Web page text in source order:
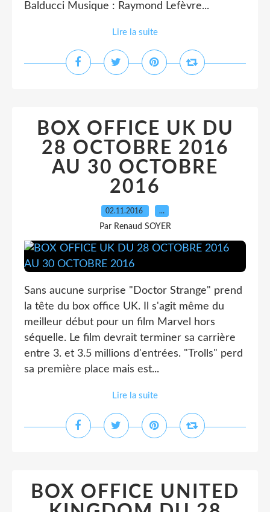
Balducci Musique : Raymond Lefèvre...
Lire la suite
BOX OFFICE UK DU
28 OCTOBRE 2016
AU 30 OCTOBRE
2016
02.11.2016 …
Par Renaud SOYER
Sans aucune surprise "Doctor Strange" prend
la tête du box office UK. Il s'agit même du
meilleur début pour un film Marvel hors
séquelle. Le film devrait terminer sa carrière
entre 3. et 3.5 millions d'entrées. "Trolls" perd
sa première place mais est...
Lire la suite
BOX OFFICE UNITED